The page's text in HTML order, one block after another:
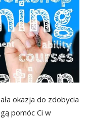
okazja do zdobycia
pomóc Ci w